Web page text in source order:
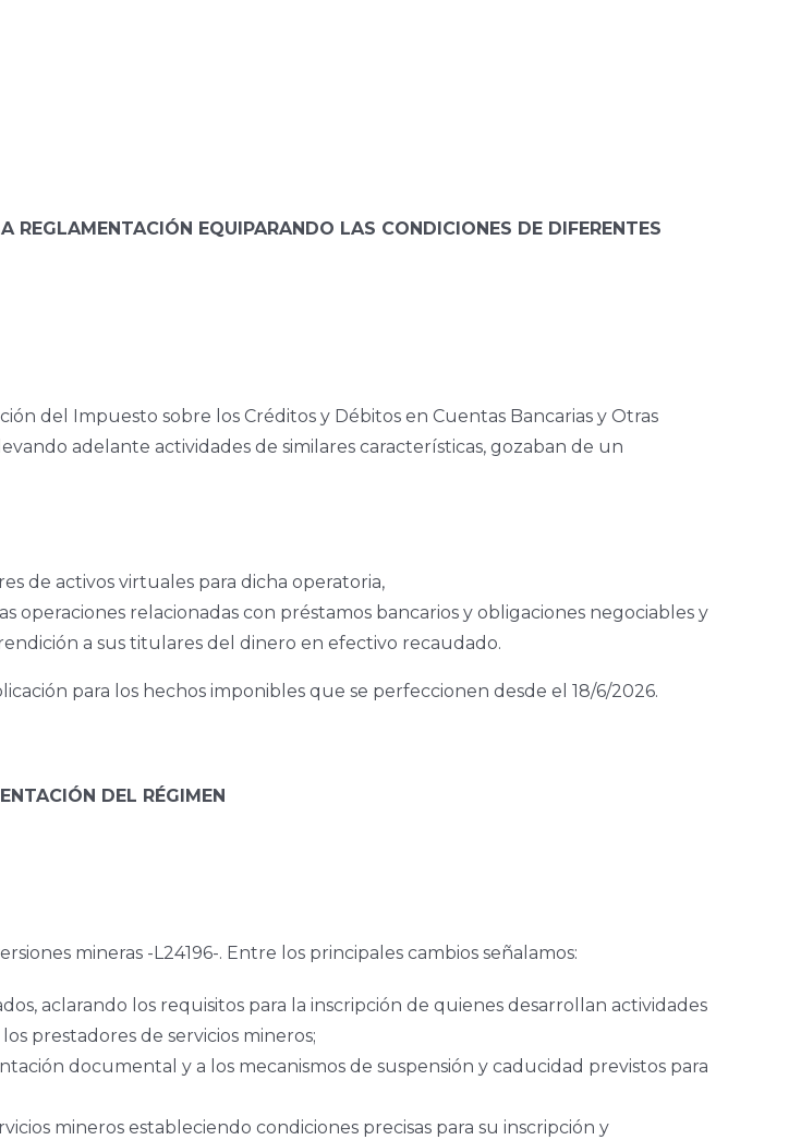
EQUIPARANDO LAS CONDICIONES DE DIFERENTES
del Impuesto sobre los Créditos y Débitos en Cuentas Bancarias y Otras
adelante actividades de similares características, gozaban de un
de activos virtuales para dicha operatoria,
operaciones relacionadas con préstamos bancarios y obligaciones negociables y
a sus titulares del dinero en efectivo recaudado.
para los hechos imponibles que se perfeccionen desde el 18/6/2026.
DEL RÉGIMEN
mineras -L24196-. Entre los principales cambios señalamos:
aclarando los requisitos para la inscripción de quienes desarrollan actividades
prestadores de servicios mineros;
documental y a los mecanismos de suspensión y caducidad previstos para
mineros estableciendo condiciones precisas para su inscripción y